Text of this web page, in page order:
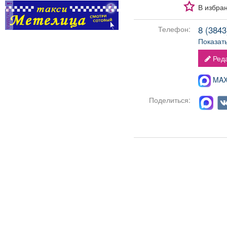
администраторов.
Условия: График:
Сменный Занятость:
Постоянная Способ
реклама В
Телефон: 8
Поделиться: